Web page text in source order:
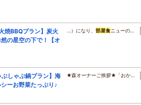
焼BBQプラン】炭火
の星空の下で！【オ
…）になり、 部屋食ニューの…
しゃぶ鍋プラン】海
ーお野菜たっぷり♪
★森オーナーご挨拶★「おか…